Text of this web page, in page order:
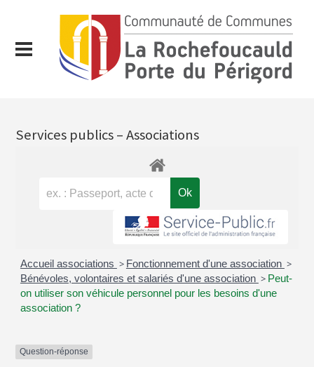
Services publics – Associations
Accueil associations > Fonctionnement d'une association >
Bénévoles, volontaires et salariés d'une association > Peut-
on utiliser son véhicule personnel pour les besoins d'une
association ?
Question-réponse